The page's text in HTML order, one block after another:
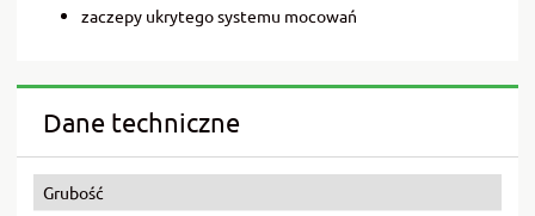
zaczepy ukrytego systemu mocowań
Dane techniczne
Grubość